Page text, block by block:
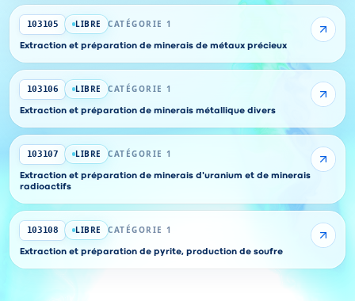
103105 LIBRE CATÉGORIE 1
Extraction et préparation de minerais de métaux précieux
103106 LIBRE CATÉGORIE 1
Extraction et préparation de minerais métallique divers
103107 LIBRE CATÉGORIE 1
Extraction et préparation de minerais d'uranium et de minerais
radioactifs
103108 LIBRE CATÉGORIE 1
Extraction et préparation de pyrite, production de soufre